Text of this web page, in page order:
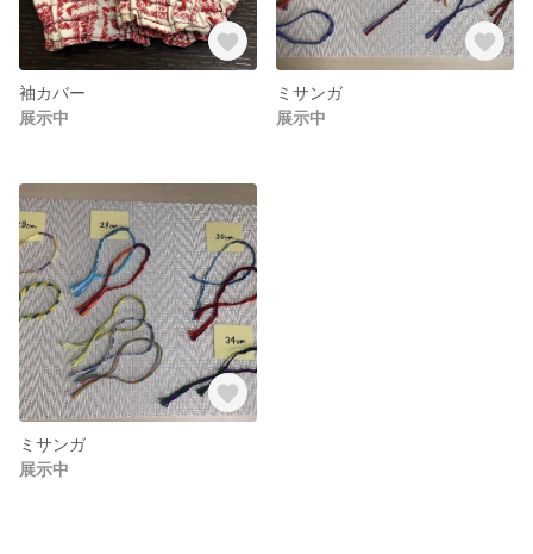
袖カバー
展示中
ミサンガ
展示中
ミサンガ
展示中